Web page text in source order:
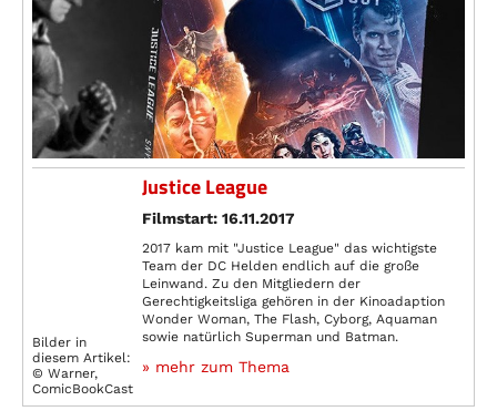
Bilder in
diesem Artikel:
© Warner,
ComicBookCast
Justice League
Filmstart: 16.11.2017
2017 kam mit "Justice League" das wichtigste
Team der DC Helden endlich auf die große
Leinwand. Zu den Mitgliedern der
Gerechtigkeitsliga gehören in der Kinoadaption
Wonder Woman, The Flash, Cyborg, Aquaman
sowie natürlich Superman und Batman.
» mehr zum Thema